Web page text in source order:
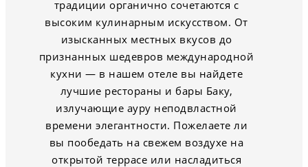
традиции органично сочетаются с
высоким кулинарным искусством. От
изысканных местных вкусов до
признанных шедевров международной
кухни — в нашем отеле вы найдете
лучшие рестораны и бары Баку,
излучающие ауру неподвластной
времени элегантности. Пожелаете ли
вы пообедать на свежем воздухе на
открытой террасе или насладиться